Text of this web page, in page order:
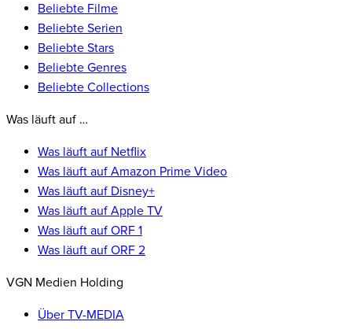
Beliebte Filme
Beliebte Serien
Beliebte Stars
Beliebte Genres
Beliebte Collections
Was läuft auf …
Was läuft auf Netflix
Was läuft auf Amazon Prime Video
Was läuft auf Disney+
Was läuft auf Apple TV
Was läuft auf ORF 1
Was läuft auf ORF 2
VGN Medien Holding
Über TV-MEDIA